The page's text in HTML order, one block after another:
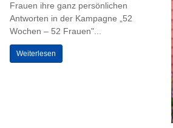
Frauen ihre ganz persönlichen
Antworten in der Kampagne „52
Wochen – 52 Frauen"...
Weiterlesen